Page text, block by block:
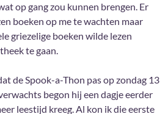
op gang zou kunnen brengen. Er
boeken op me te wachten maar
griezelige boeken wilde lezen
te gaan.
de Spook-a-Thon pas op zondag 13
begon hij een dagje eerder
leestijd kreeg. Al kon ik die eerste